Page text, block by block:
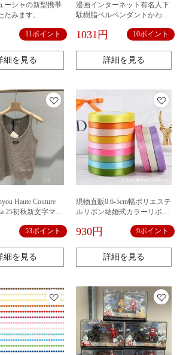
ーシャの新型携帯
たみます。
11ポイント
細を見る
漫画インターネット有名人下
駄樹脂ベルペンダントかわい
リッパ装飾バッグジュエリー
1031円 10ポイント
詳細を見る
Haute Couture
25初秋新文字マイ
ストトップ53ポイント
細を見る
現物直販0.6-5cm幅ポリエステ
ルリボン結婚式カラーリボン
プ
930円 9ポイント
詳細を見る